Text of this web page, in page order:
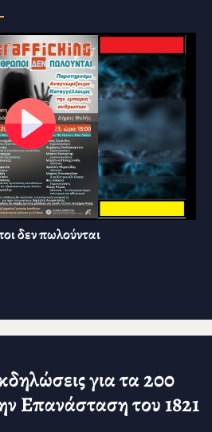
δεν πωλούνται
για τα 200
Επανάσταση του 1821